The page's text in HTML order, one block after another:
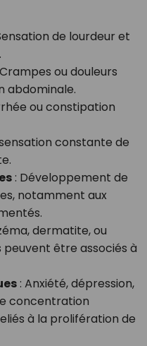
de lourdeur et
ou douleurs
abdominale.
ou constipation
constante de
: Développement de
notamment aux
dermatite, ou
être associés à
: Anxiété, dépression,
concentration
à la prolifération de